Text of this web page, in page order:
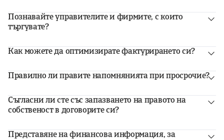
Познавайте управителите и фирмите, с които
търгувате?
Как можете да оптимизирате фактурирането си?
Правилно ли правите напомнянията при просрочие?
Съгласни ли сте със запазването на правото на
собственост в договорите си?
Представяне на финансова информация, за